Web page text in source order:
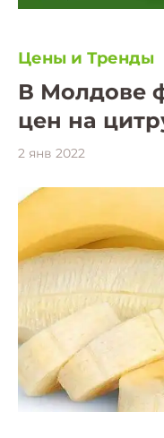
Цены и Тренды
В Молдове
цен на
2 янв 2022